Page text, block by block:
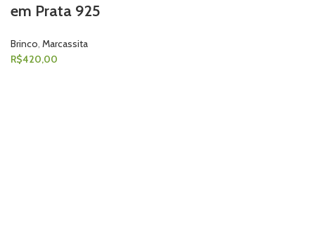
em Prata 925
Brinco Marcassita
R$420,00